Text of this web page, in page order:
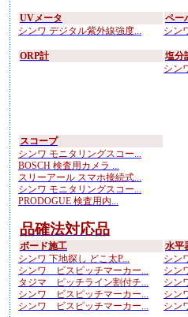
UVメータ
シンワ デジタル紫外線強度...
ペー
シン
ORP計
塩分
シン
スコープ
シンワ モニタリングスコー...
BOSCH 検査用カメラ ...
スリーアール スマホ接続式...
シンワ モニタリングスコー...
PRODOGUE 検査用内...
品確法対応品
ボード施工
シンワ 下地探し どこ太P...
シンワ ビスピッチマーカー...
タジマ ピッチライン割付チ...
シンワ ビスピッチマーカー...
シンワ ビスピッチマーカー...
水平
シン
シン
シン
シン
シン